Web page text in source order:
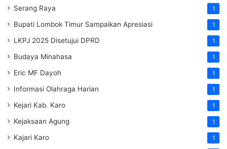
Serang Raya 1
Bupati Lombok Timur Sampaikan Apresiasi 1
LKPJ 2025 Disetujui DPRD 1
Budaya Minahasa 1
Eric MF Dayoh 1
Informasi Olahraga Harian 1
Kejari Kab. Karo 1
Kejaksaan Agung 1
Kajari Karo 1